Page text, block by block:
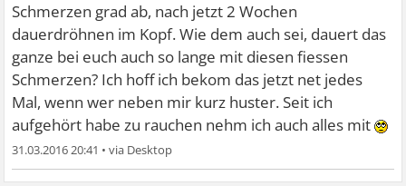
Schmerzen grad ab, nach jetzt 2 Wochen
dauerdröhnen im Kopf. Wie dem auch sei, dauert das
ganze bei euch auch so lange mit diesen fiessen
Schmerzen? Ich hoff ich bekom das jetzt net jedes
Mal, wenn wer neben mir kurz huster. Seit ich
aufgehört habe zu rauchen nehm ich auch alles mit
31.03.2016 20:41 •